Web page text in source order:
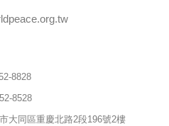
8828
8528
大同區重慶北路2段196號2樓